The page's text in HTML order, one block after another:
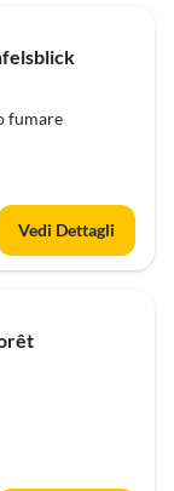
fumare
Vedi Dettagli